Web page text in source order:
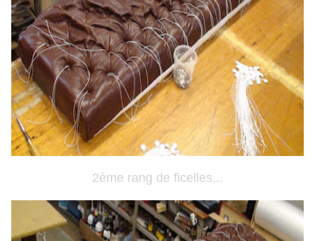
2ème rang de ficelles...